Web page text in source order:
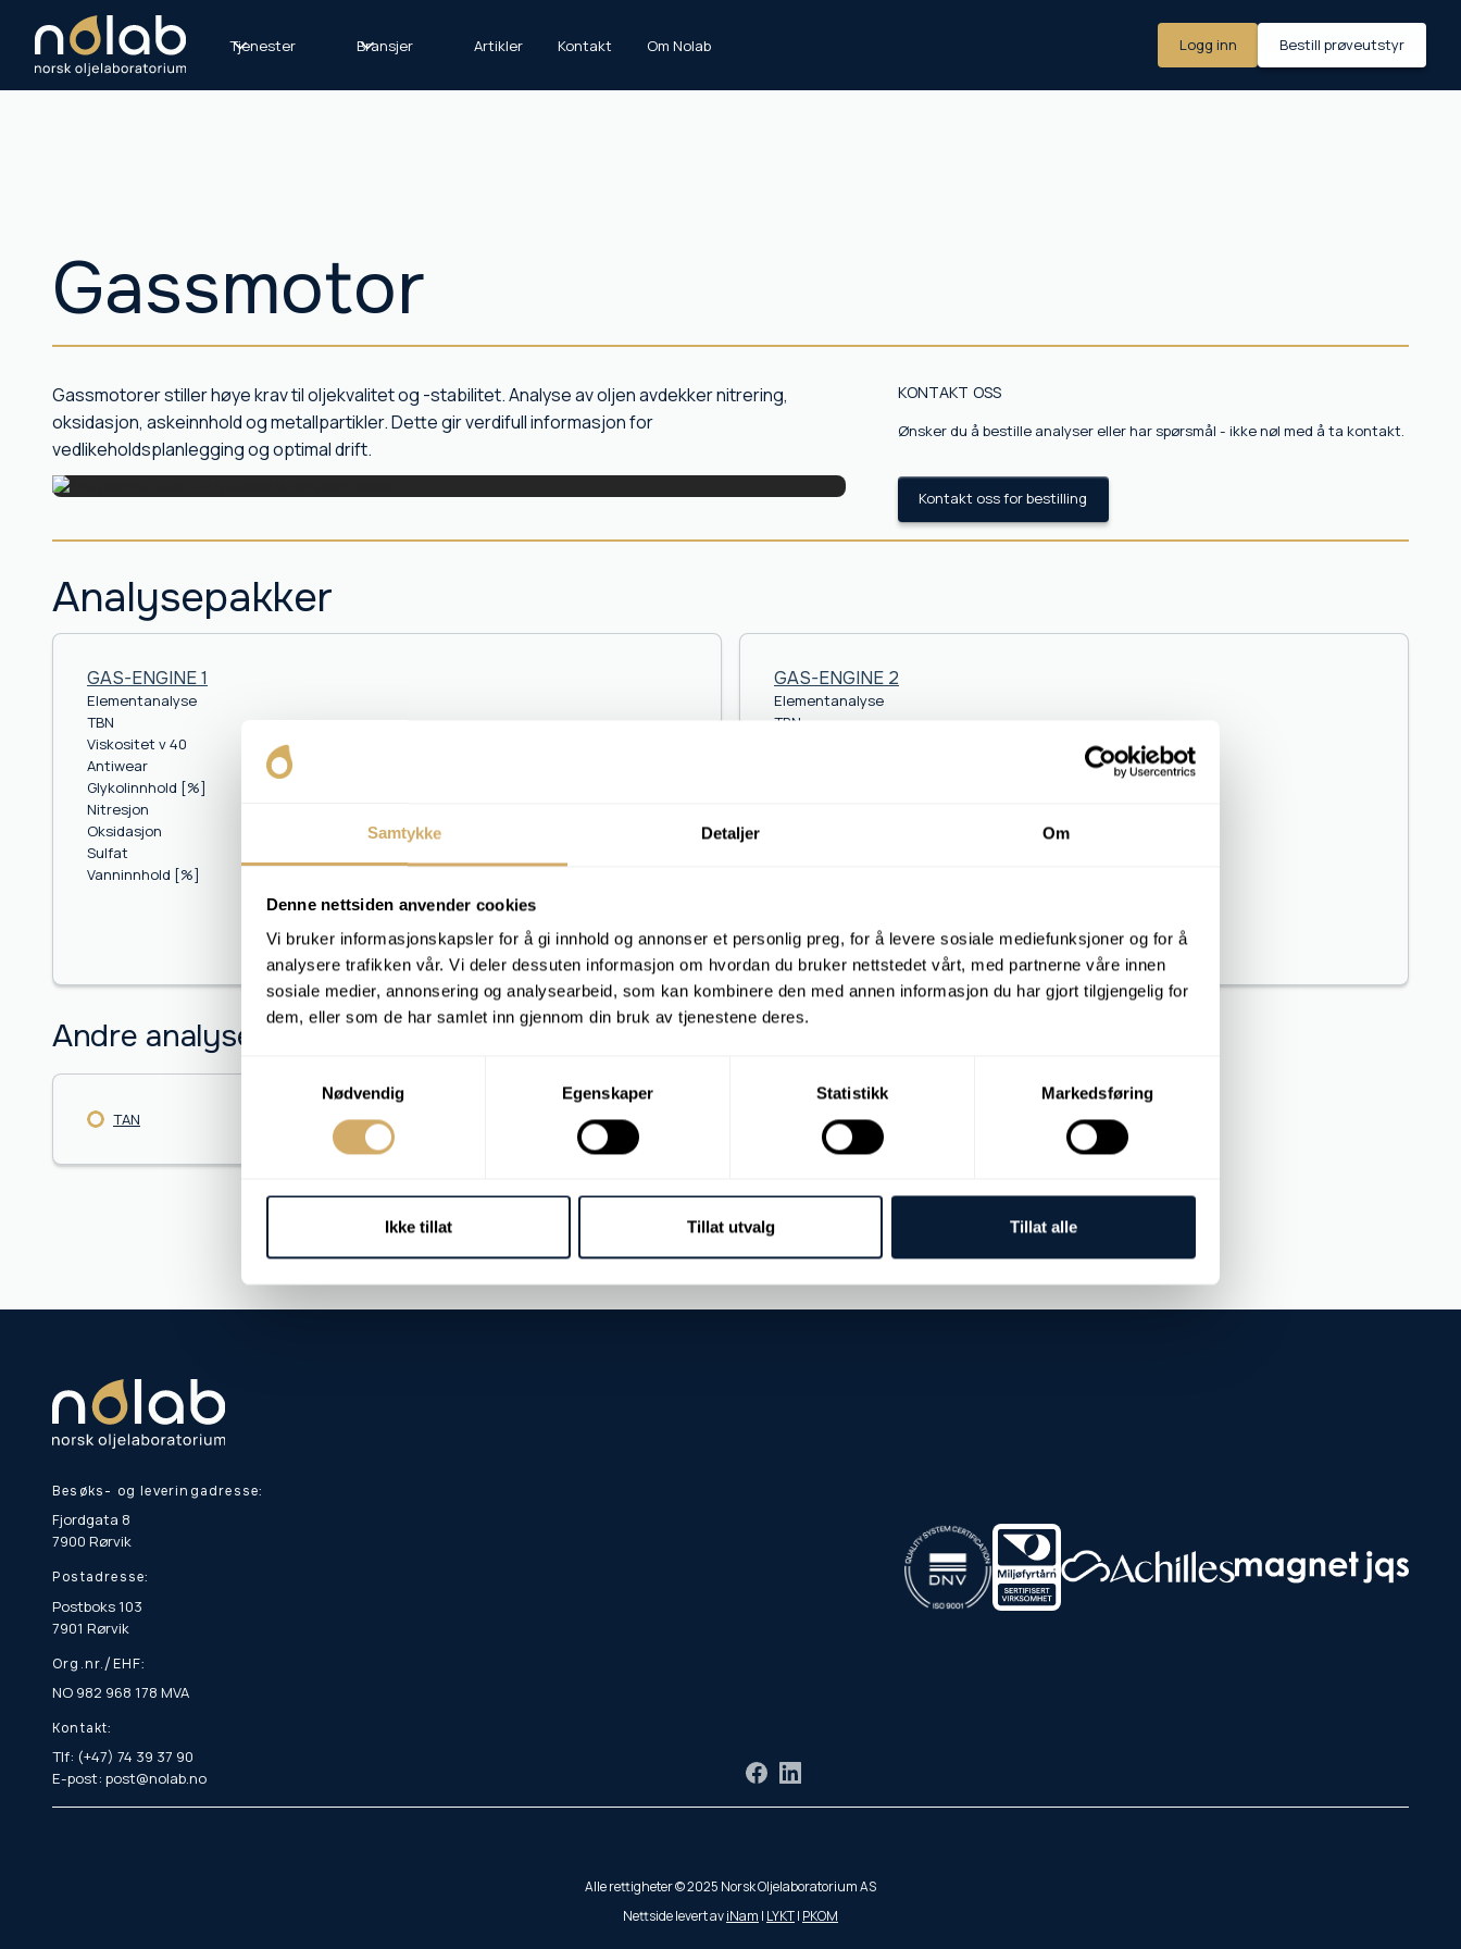
Samtykke Detaljer Om
Denne nettsiden anvender cookies
Vi bruker informasjonskapsler for å gi innhold og annonser et personlig preg, for å levere sosiale mediefunksjoner og for å
analysere trafikken vår. Vi deler dessuten informasjon om hvordan du bruker nettstedet vårt, med partnerne våre innen
sosiale medier, annonsering og analysearbeid, som kan kombinere den med annen informasjon du har gjort tilgjengelig for
dem, eller som de har samlet inn gjennom din bruk av tjenestene deres.
Nødvendig
Egenskaper Statistikk Markedsføring
Ikke tillat Tillat utvalg Tillat alle
Tjenester Bransjer Artikler Kontakt Om Nolab Logg inn Bestill prøveutstyr
Gassmotor
Gassmotorer stiller høye krav til oljekvalitet og -stabilitet. Analyse av oljen avdekker nitrering,
oksidasjon, askeinnhold og metallpartikler. Dette gir verdifull informasjon for
vedlikeholdsplanlegging og optimal drift.
KONTAKT OSS
Ønsker du å bestille analyser eller har spørsmål - ikke nøl med å ta kontakt.
Kontakt oss for bestilling
Analysepakker
GAS-ENGINE 1
Elementanalyse
TBN
Viskositet v 40
Antiwear
Glykolinnhold [%]
Nitresjon
Oksidasjon
Sulfat
Vanninnhold [%]
GAS-ENGINE 2
Elementanalyse
TBN
Vanninnhold [%]
Andre analyser
TAN XRF
Besøks- og leveringadresse:
Fjordgata 8
7900 Rørvik
Postadresse:
Postboks 103
7901 Rørvik
Org.nr./EHF:
NO 982 968 178 MVA
Kontakt:
Tlf: (+47) 74 39 37 90
E-post: post@nolab.no
FacebookLinkedIn
Alle rettigheter © 2025 Norsk Oljelaboratorium AS
Nettside levert aviNam | LYKT| PKOM